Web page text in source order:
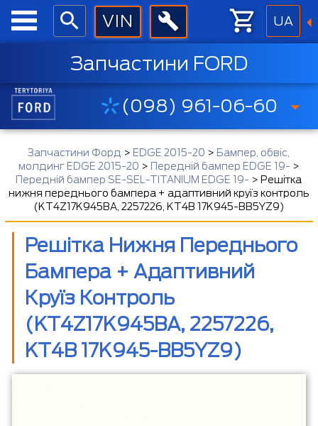
UA
Запчастини FORD
(098) 961-06-60
Запчастини Форд > EDGE 2015-20 > Бампер, обвіс,
молдинг EDGE 2015-20 > Передній бампер EDGE 19- >
Передній бампер SE-SEL-TITANIUM EDGE 19- > Решітка
нижня переднього бампера + адаптивний круїз контроль
(KT4Z17K945BA, 2257226, KT4B 17K945-BB5YZ9)
Решітка Нижня Переднього
Бампера + Адаптивний
Круїз Контроль
(KT4Z17K945BA, 2257226,
KT4B 17K945-BB5YZ9)